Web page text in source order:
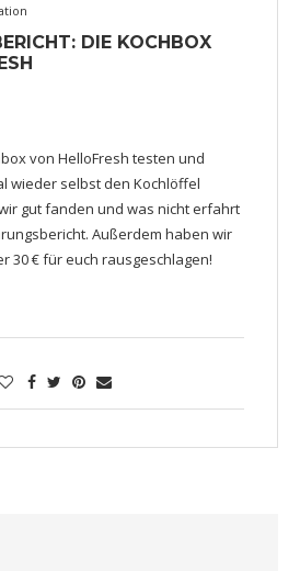
DIE KOCHBOX
von HelloFresh testen und
wieder selbst den Kochlöffel
gut fanden und was nicht erfahrt
Außerdem haben wir
30 € für euch rausgeschlagen!